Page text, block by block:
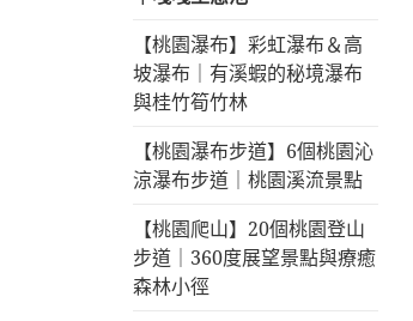
【桃園瀑布】彩虹瀑布＆高
坡瀑布｜有溪蝦的秘境瀑布
與桂竹筍竹林
【桃園瀑布步道】6個桃園沁
涼瀑布步道｜桃園溪流景點
【桃園爬山】20個桃園登山
步道｜360度展望景點與療癒
森林小徑